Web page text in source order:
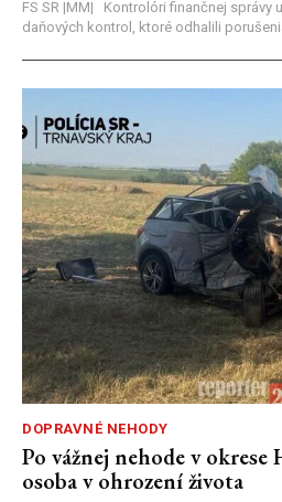
FS SR |MM| Kontrolóri finančnej správy
daňových kontrol, ktoré odhalili
DOPRAVNÉ NEHODY
Po vážnej nehode v okrese
osoba v ohrození života